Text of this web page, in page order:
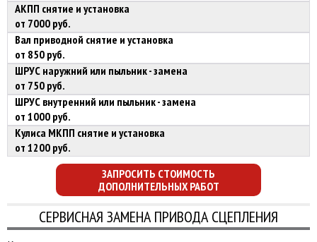
АКПП снятие и установка
от 7000 руб.
Вал приводной снятие и установка
от 850 руб.
ШРУС наружний или пыльник - замена
от 750 руб.
ШРУС внутренний или пыльник - замена
от 1000 руб.
Кулиса МКПП снятие и установка
от 1200 руб.
ЗАПРОСИТЬ СТОИМОСТЬ
ДОПОЛНИТЕЛЬНЫХ РАБОТ
СЕРВИСНАЯ ЗАМЕНА ПРИВОДА СЦЕПЛЕНИЯ